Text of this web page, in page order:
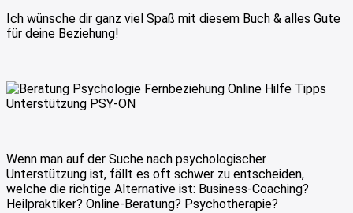
Ich wünsche dir ganz viel Spaß mit diesem Buch & alles Gute
für deine Beziehung!
Wenn man auf der Suche nach psychologischer
Unterstützung ist, fällt es oft schwer zu entscheiden,
welche die richtige Alternative ist: Business-Coaching?
Heilpraktiker? Online-Beratung? Psychotherapie?